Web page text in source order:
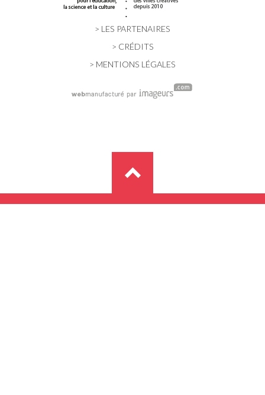
> LES PARTENAIRES
> CRÉDITS
> MENTIONS LÉGALES